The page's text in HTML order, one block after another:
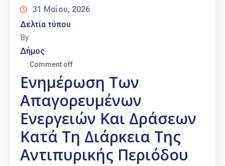
31 Μαΐου, 2026
Δελτία τύπου
By
Δήμος
Comment off
Ενημέρωση Των
Απαγορευμένων
Ενεργειών Και Δράσεων
Κατά Τη Διάρκεια Της
Αντιπυρικής Περιόδου